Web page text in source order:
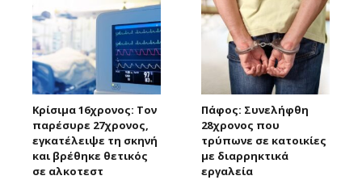
Κρίσιμα 16χρονος: Τον
παρέσυρε 27χρονος,
εγκατέλειψε τη σκηνή
και βρέθηκε θετικός
σε αλκοτεστ
Πάφος: Συνελήφθη
28χρονος που
τρύπωνε σε κατοικίες
με διαρρηκτικά
εργαλεία